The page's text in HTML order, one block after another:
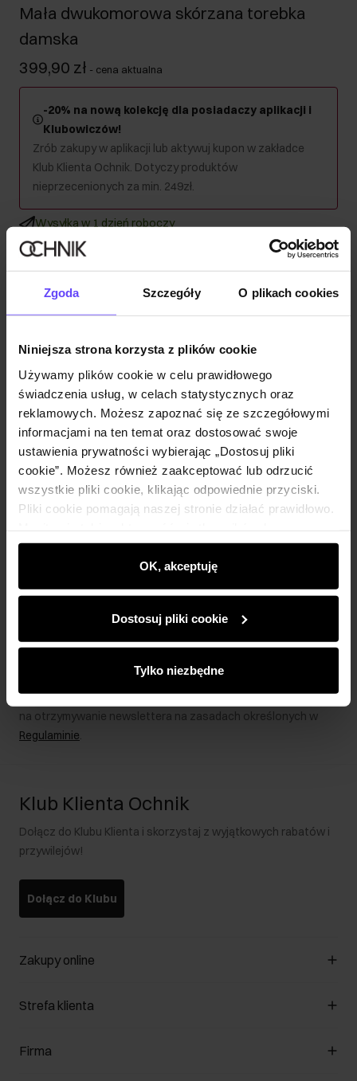
Zgoda Szczegóły O plikach cookies
Niniejsza strona korzysta z plików cookie
Używamy plików cookie w celu prawidłowego
świadczenia usług, w celach statystycznych oraz
reklamowych. Możesz zapoznać się ze szczegółowymi
informacjami na ten temat oraz dostosować swoje
ustawienia prywatności wybierając „Dostosuj pliki
cookie”. Możesz również zaakceptować lub odrzucić
wszystkie pliki cookie, klikając odpowiednie przyciski.
Pliki cookie pomagają naszej stronie działać prawidłowo.
wyświetlać im dopasowane do ich preferencji treści,
rekomendacje oraz komunikaty reklamowe informujące o
najnowszych promocjach w e-sklepie. Informacje o tym,
partnerom społecznościowym, reklamowym i
analitycznym. Partnerzy mogą połączyć te informacje z
podczas korzystania z ich usług.
OK, akceptuję
Dostosuj pliki cookie
Tylko niezbędne
Mała dwukomorowa skórzana torebka
damska
399,90 zł - cena aktualna
-20% na nową kolekcję dla posiadaczy aplikacji i
Klubowiczów!
Zrób zakupy w aplikacji lub aktywuj kupon w zakładce
Klub Klienta Ochnik. Dotyczy produktów
nieprzecenionych za min. 249zł.
Wysyłka w 1 dzień roboczy
Opis produktu
Szczegóły
Skład i wymiary
Opinie
Wprowadzając i zatwierdzając swoje dane wyrażasz zgodę
na otrzymywanie newslettera na zasadach określonych w
Regulaminie.
Klub Klienta Ochnik
Dołącz do Klubu Klienta i skorzystaj z wyjątkowych rabatów i
przywilejów!
Dołącz do Klubu
Zakupy online
Zarządzaj cookies
Formy płatności
Strefa klienta
Klub Klienta
Firma